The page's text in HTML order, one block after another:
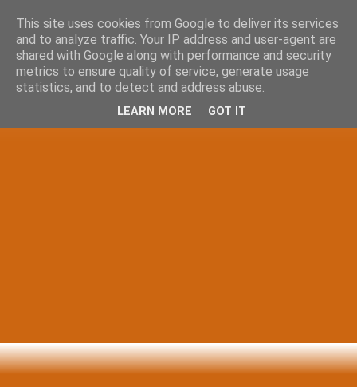
This site uses cookies from Google to deliver its services
and to analyze traffic. Your IP address and user-agent are
shared with Google along with performance and security
metrics to ensure quality of service, generate usage
statistics, and to detect and address abuse.
LEARN MORE GOT IT